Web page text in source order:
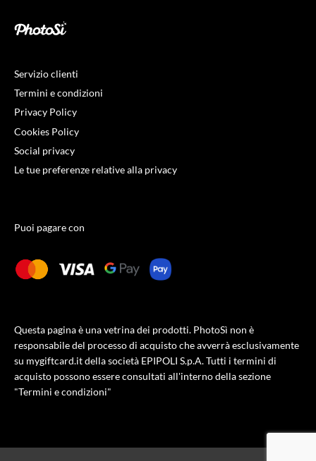
Servizio clienti
Termini e condizioni
Privacy Policy
Cookies Policy
Social privacy
Le tue preferenze relative alla privacy
Puoi pagare con
Questa pagina è una vetrina dei prodotti. PhotoSì non è
responsabile del processo di acquisto che avverrà esclusivamente
su mygiftcard.it della società EPIPOLI S.p.A. Tutti i termini di
acquisto possono essere consultati all'interno della sezione
"Termini e condizioni"